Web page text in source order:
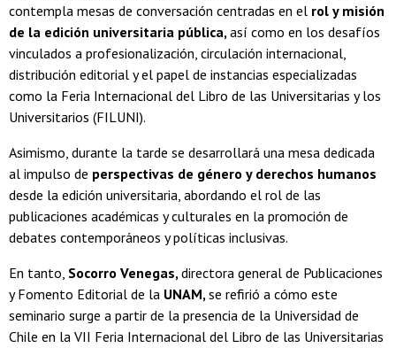
contempla mesas de conversación centradas en el rol y misión
de la edición universitaria pública,así como en los desafíos
vinculados a profesionalización, circulación internacional,
distribución editorial y el papel de instancias especializadas
como la Feria Internacional del Libro de las Universitarias y los
Universitarios (FILUNI).
Asimismo, durante la tarde se desarrollará una mesa dedicada
al impulso de perspectivas de género y derechos humanos
desde la edición universitaria, abordando el rol de las
publicaciones académicas y culturales en la promoción de
debates contemporáneos y políticas inclusivas.
En tanto, Socorro Venegas,directora general de Publicaciones
y Fomento Editorial de la UNAM,se refirió a cómo este
seminario surge a partir de la presencia de la Universidad de
Chile en la VII Feria Internacional del Libro de las Universitarias